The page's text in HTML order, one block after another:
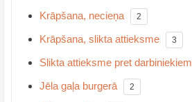
Krāpšana, necieņa 2
Krāpšana, slikta attieksme 3
Slikta attieksme pret darbiniekiem
Jēla gaļa burgerā 2